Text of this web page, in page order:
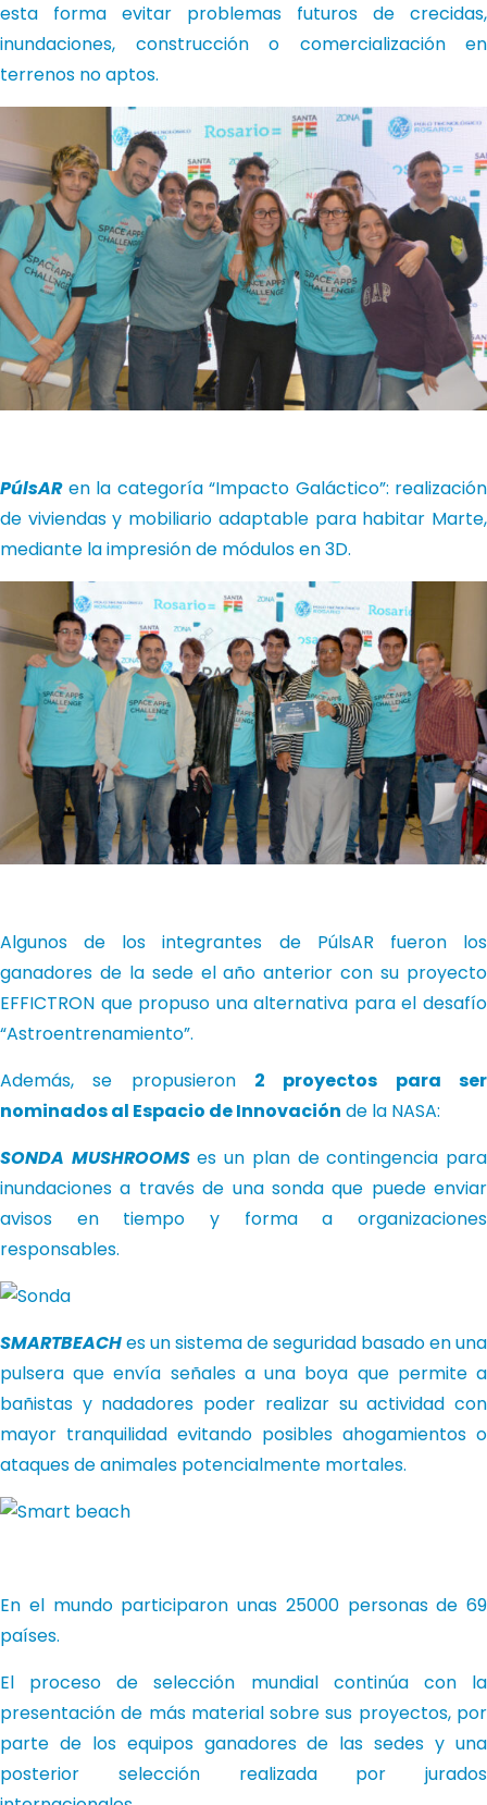
esta forma evitar problemas futuros de crecidas,
inundaciones, construcción o comercialización en
terrenos no aptos.
PúlsARen la categoría “Impacto Galáctico”: realización
de viviendas y mobiliario adaptable para habitar Marte,
mediante la impresión de módulos en 3D.
Algunos de los integrantes de PúlsAR fueron los
ganadores de la sede el año anterior con su proyecto
EFFICTRON que propuso una alternativa para el desafío
“Astroentrenamiento”.
Además, se propusieron 2 proyectos para ser
nominados al Espacio de Innovación de la NASA:
SONDA MUSHROOMSes un plan de contingencia para
inundaciones a través de una sonda que puede enviar
avisos en tiempo y forma a organizaciones
responsables.
SMARTBEACHes un sistema de seguridad basado en una
pulsera que envía señales a una boya que permite a
bañistas y nadadores poder realizar su actividad con
mayor tranquilidad evitando posibles ahogamientos o
ataques de animales potencialmente mortales.
En el mundo participaron unas 25000 personas de 69
países.
El proceso de selección mundial continúa con la
presentación de más material sobre sus proyectos, por
parte de los equipos ganadores de las sedes y una
posterior selección realizada por jurados